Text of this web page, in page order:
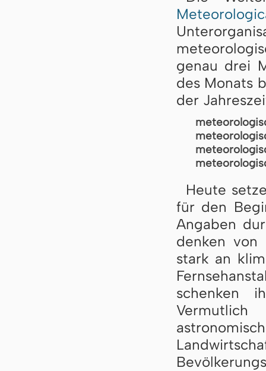
genau drei
des Monats
der
Heute
für den
Angaben
denken
stark an
schenken